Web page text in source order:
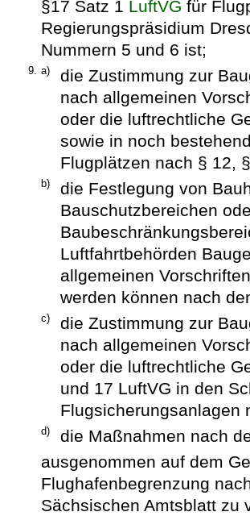
§17 Satz 1 LuftVG für
Regierungspräsidium
Nummern 5 und 6 ist;
9. a)
die Zustimmung zur
nach allgemeinen
oder die luftrechtliche
sowie in noch
Flugplätzen nach § 12,
b)
die Festlegung von
Bauschutzbereichen
Luftfahrtbehörden
allgemeinen
werden können nach
c)
die Zustimmung zur
nach allgemeinen
oder die luftrechtliche
und 17 LuftVG in den
Flugsicherungsanlagen
d)
die Maßnahmen nach
ausgenommen auf dem
Flughafenbegrenzung
Sächsischen Amtsblatt zu